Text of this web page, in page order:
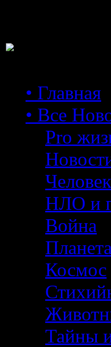
• Главная
• Все
Pro
Человек
НЛО и
Война
Космос
Тайны